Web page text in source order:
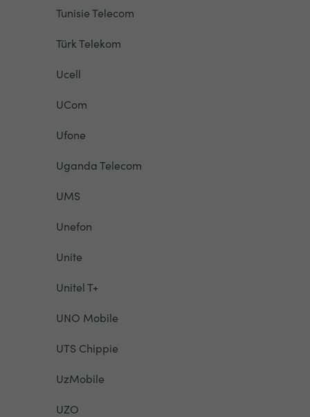
Tunisie Telecom
Türk Telekom
Ucell
UCom
Ufone
Uganda Telecom
UMS
Unefon
Unite
Unitel T+
UNO Mobile
UTS Chippie
UzMobile
UZO